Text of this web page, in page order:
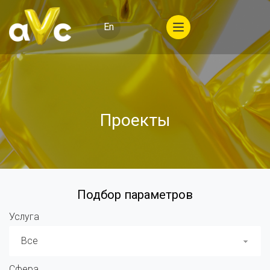
En
Проекты
Подбор параметров
Услуга
Все